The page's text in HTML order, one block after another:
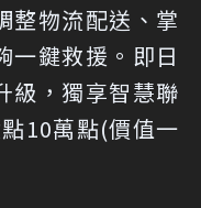
整物流配送、掌
一鍵救援。即日
級，獨享智慧聯
10萬點(價值一